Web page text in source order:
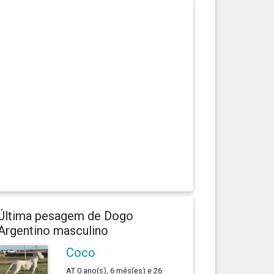
pesagem de Dogo
masculino
Coco
AT 0 ano(s), 6 mês(es) e 26